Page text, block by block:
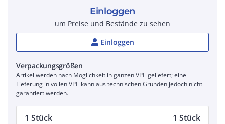
Einloggen
um Preise und Bestände zu sehen
Einloggen
Verpackungsgrößen
Artikel werden nach Möglichkeit in ganzen VPE geliefert; eine
Lieferung in vollen VPE kann aus technischen Gründen jedoch nicht
garantiert werden.
1 Stück 1 Stück